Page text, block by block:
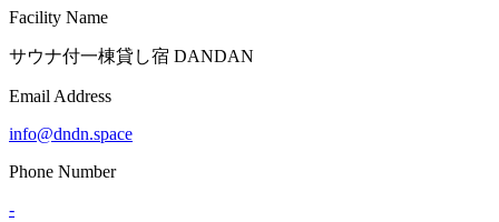
Facility Name
サウナ付一棟貸し宿 DANDAN
Email Address
info@dndn.space
Phone Number
-